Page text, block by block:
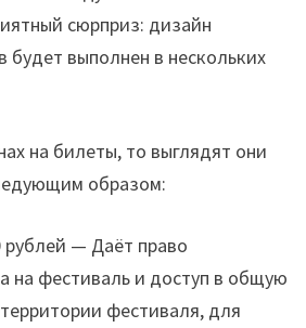
сюрприз: дизайн
выполнен в нескольких
на билеты, то выглядят они
образом:
— Даёт право
на фестиваль и доступ в общую
фестиваля, для